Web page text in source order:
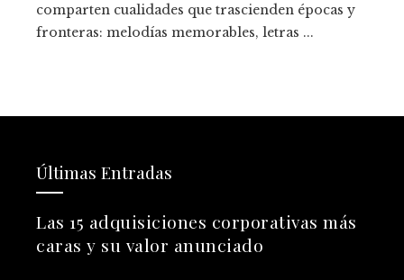
comparten cualidades que trascienden épocas y
fronteras: melodías memorables, letras ...
Últimas Entradas
Las 15 adquisiciones corporativas más
caras y su valor anunciado